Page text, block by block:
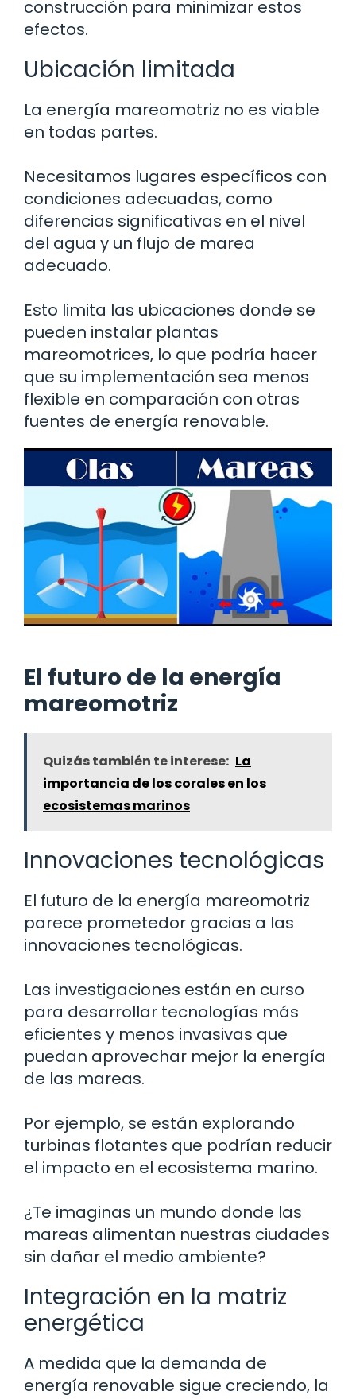
construcción para minimizar estos
efectos.
Ubicación limitada
La energía mareomotriz no es viable
en todas partes.
Necesitamos lugares específicos con
condiciones adecuadas, como
diferencias significativas en el nivel
del agua y un flujo de marea
adecuado.
Esto limita las ubicaciones donde se
pueden instalar plantas
mareomotrices, lo que podría hacer
que su implementación sea menos
flexible en comparación con otras
fuentes de energía renovable.
El futuro de la energía
mareomotriz
Quizás también te interese: La
importancia de los corales en los
ecosistemas marinos
Innovaciones tecnológicas
El futuro de la energía mareomotriz
parece prometedor gracias a las
innovaciones tecnológicas.
Las investigaciones están en curso
para desarrollar tecnologías más
eficientes y menos invasivas que
puedan aprovechar mejor la energía
de las mareas.
Por ejemplo, se están explorando
turbinas flotantes que podrían reducir
el impacto en el ecosistema marino.
¿Te imaginas un mundo donde las
mareas alimentan nuestras ciudades
sin dañar el medio ambiente?
Integración en la matriz
energética
A medida que la demanda de
energía renovable sigue creciendo, la